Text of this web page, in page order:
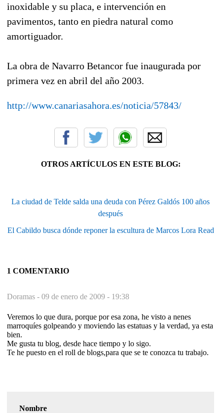
inoxidable y su placa, e intervención en
pavimentos, tanto en piedra natural como
amortiguador.
La obra de Navarro Betancor fue inaugurada por
primera vez en abril del año 2003.
http://www.canariasahora.es/noticia/57843/
OTROS ARTÍCULOS EN ESTE BLOG:
La ciudad de Telde salda una deuda con Pérez Galdós 100 años
después
El Cabildo busca dónde reponer la escultura de Marcos Lora Read
1 COMENTARIO
Doramas - 09 de enero de 2009 - 19:38
Veremos lo que dura, porque por esa zona, he visto a nenes
marroquíes golpeando y moviendo las estatuas y la verdad, ya esta
bien.
Me gusta tu blog, desde hace tiempo y lo sigo.
Te he puesto en el roll de blogs,para que se te conozca tu trabajo.
Nombre